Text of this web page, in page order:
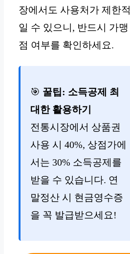
장에서도 사용처가 제한적
일 수 있으니, 반드시 가맹
점 여부를 확인하세요.
🎯 꿀팁: 소득공제 최
대한 활용하기
전통시장에서 상품권
사용 시 40%, 상점가에
서는 30% 소득공제를
받을 수 있습니다. 연
말정산 시 현금영수증
을 꼭 발급받으세요!